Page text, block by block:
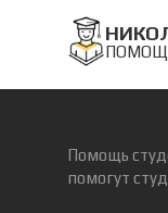
Помощь
помогут